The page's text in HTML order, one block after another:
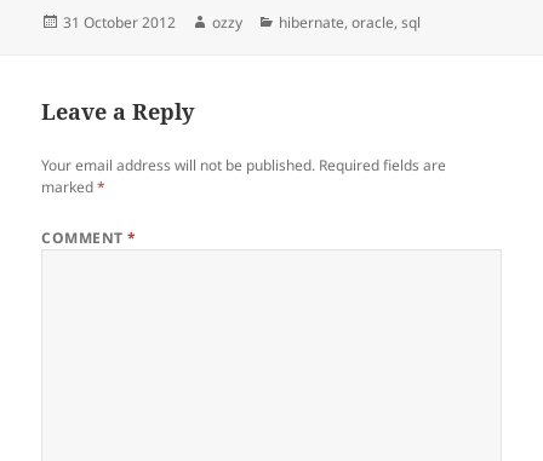
Posted
31 October 2012 Author
ozzy Categories
hibernate,oracle,sql
Leave a Reply
Your email address will not be published. Required fields are
marked*
COMMENT*